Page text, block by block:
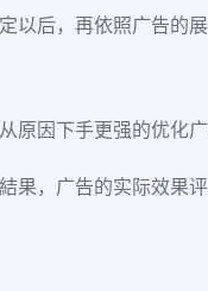
后，再依照广告的展
原因下手更强的优化
果，广告的实际效果